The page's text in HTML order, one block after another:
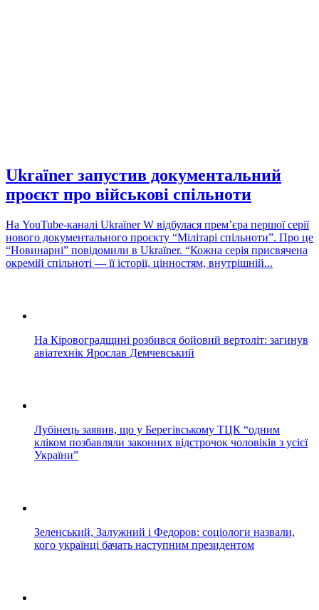
Ukraїner запустив документальний
проєкт про військові спільноти
На YouTube-каналі Ukraїner W відбулася прем’єра першої серії
нового документального проєкту “Мілітарі спільноти”. Про це
“Новинарні” повідомили в Ukraїner. “Кожна серія присвячена
окремій спільноті — її історії, цінностям, внутрішній...
На Кіровоградщині розбився бойовий вертоліт: загинув
авіатехнік Ярослав Демчевський
Лубінець заявив, що у Берегівському ТЦК “одним
кліком позбавляли законних відстрочок чоловіків з усієї
України”
Зеленський, Залужний і Федоров: соціологи назвали,
кого українці бачать наступним президентом